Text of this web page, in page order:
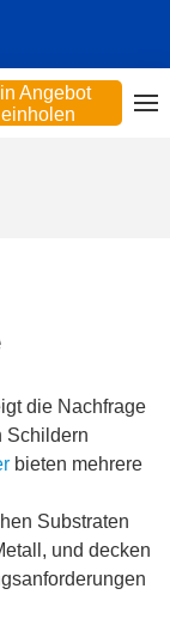
Angebot
einholen
die Nachfrage
Schildern
bieten mehrere
Substraten
und decken